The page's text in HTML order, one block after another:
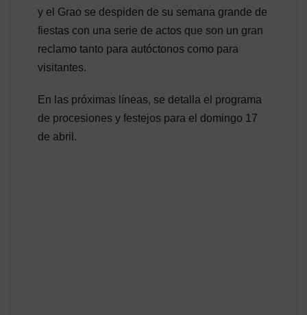
y el Grao se despiden de su semana grande de
fiestas con una serie de actos que son un gran
reclamo tanto para autóctonos como para
visitantes.
En las próximas líneas, se detalla el programa
de procesiones y festejos para el domingo 17
de abril.